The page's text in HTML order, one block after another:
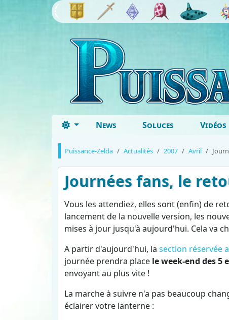
News Soluces Vidéos
Puissance-Zelda Actualités 2007 Avril
Journées fans, le
Vous les attendiez, elles sont (enfin) de
lancement de la nouvelle version, les
mises à jour jusqu'à aujourd'hui. Cela va
A partir d'aujourd'hui, la section réservée
journée prendra place le week-end des 5
envoyant au plus vite !
La marche à suivre n'a pas beaucoup
éclairer votre lanterne :